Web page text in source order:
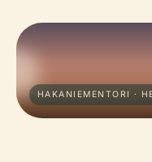
HAKANIEMENTORI ·